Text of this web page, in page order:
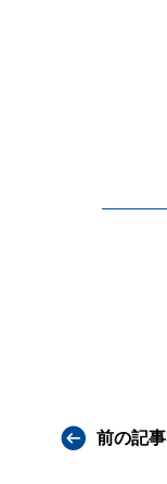
前の記事